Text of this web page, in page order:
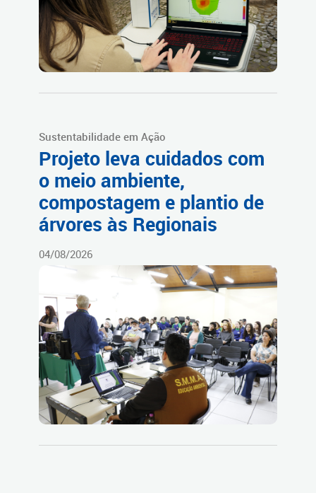
Sustentabilidade em Ação
Projeto leva cuidados com
o meio ambiente,
compostagem e plantio de
árvores às Regionais
04/08/2026